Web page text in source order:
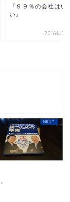
『９９％の会社はい
い』
2016年7